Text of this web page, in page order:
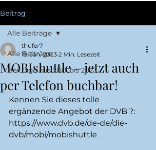
Beitrag
Alle Beiträge
Beiträge aus 2017 bis 2023
Alle Beiträge
MOBIshuttle – jetzt auch
per Telefon buchbar!
thufer7
19. Jan. 2023 2 Min. Lesezeit
Kennen Sie dieses tolle
ergänzende Angebot der DVB ?:
https://www.dvb.de/de-de/die-
dvb/mobi/mobishuttle